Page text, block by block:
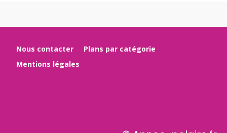
Nous contacter
Plans par catégorie
Mentions légales